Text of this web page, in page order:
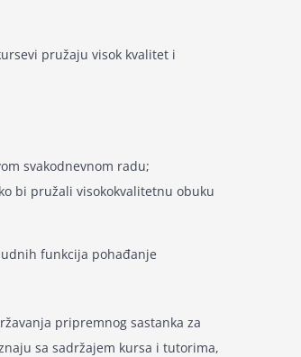
pružaju visok kvalitet i
svakodnevnom radu;
bi pružali visokokvalitetnu obuku
funkcija pohađanje
pripremnog sastanka za
sa sadržajem kursa i tutorima,